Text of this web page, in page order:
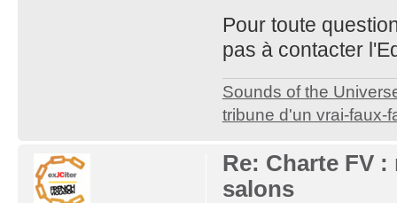
Pour toute
pas à contacter
Sounds of the
tribune d'un vrai-faux-
Re: Charte FV
salons